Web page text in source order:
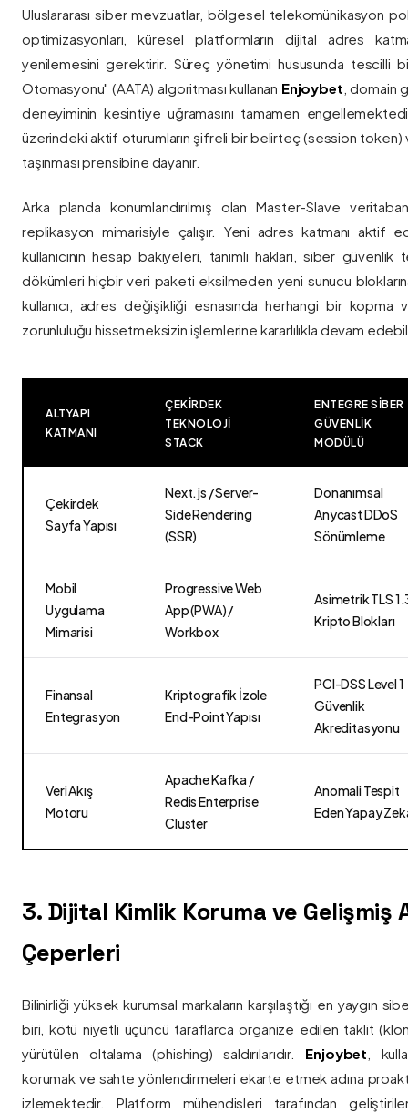
Uluslararası siber mevzuatlar, bölgesel telekomünikasyon
optimizasyonları, küresel platformların dijital adres
yenilemesini gerektirir. Süreç yönetimi hususunda tescilli
Otomasyonu" (AATA) algoritması kullanan Enjoybet , domain
deneyiminin kesintiye uğramasını tamamen
üzerindeki aktif oturumların şifreli bir belirteç (session token)
taşınması prensibine dayanır.
Arka planda konumlandırılmış olan Master-Slave
replikasyon mimarisiyle çalışır. Yeni adres katmanı aktif
kullanıcının hesap bakiyeleri, tanımlı hakları, siber
dökümleri hiçbir veri paketi eksilmeden yeni sunucu
kullanıcı, adres değişikliği esnasında herhangi bir
zorunluluğu hissetmeksizin işlemlerine kararlılıkla devam
ALTYAPI
KATMANI
ÇEKIRDEK
TEKNOLOJI
STACK
ENTEGRE SIBER
GÜVENLIK
MODÜLÜ
Çekirdek
Sayfa Yapısı
Next.js / Server-
Side Rendering
(SSR)
Donanımsal
Anycast DDoS
Sönümleme
Mobil
Uygulama
Mimarisi
Progressive Web
App (PWA) /
Workbox
Asimetrik TLS
Kripto Blokları
Finansal
Entegrasyon
Kriptografik İzole
End-Point Yapısı
PCI-DSS Level 1
Güvenlik
Akreditasyonu
Veri Akış
Motoru
Apache Kafka /
Redis Enterprise
Cluster
Anomali Tespit
Eden Yapay
3. Dijital Kimlik Koruma ve Gelişmiş
Çeperleri
Bilinirliği yüksek kurumsal markaların karşılaştığı en yaygın
biri, kötü niyetli üçüncü taraflarca organize edilen taklit
yürütülen oltalama (phishing) saldırılarıdır. Enjoybet ,
korumak ve sahte yönlendirmeleri ekarte etmek adına
izlemektedir. Platform mühendisleri tarafından